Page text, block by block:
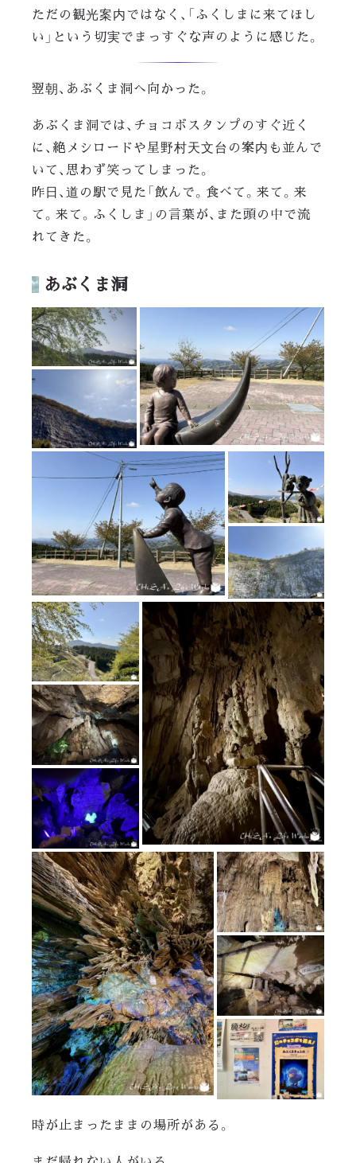
ただの観光案内ではなく、「ふくしまに来てほし
い」という切実でまっすぐな声のように感じた。
翌朝、あぶくま洞へ向かった。
あぶくま洞では、チョコボスタンプのすぐ近く
に、絶メシロードや星野村天文台の案内も並んで
いて、思わず笑ってしまった。
昨日、道の駅で見た「飲んで。食べて。来て。来
て。来て。ふくしま」の言葉が、また頭の中で流
れてきた。
あぶくま洞
時が止まったままの場所がある。